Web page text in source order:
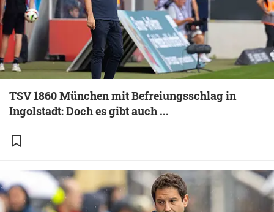
TSV 1860 München mit Befreiungsschlag in
Ingolstadt: Doch es gibt auch ...